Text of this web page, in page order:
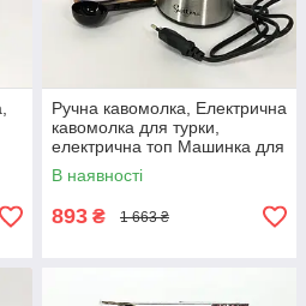
Ручна кавомолка, Електрична
кавомолка для турки,
електрична топ Машинка для
помелу кави JA-63
В наявності
893 ₴ 1 663 ₴